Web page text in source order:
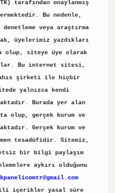
tarafından onaylanmış
Bu nedenle,
veya araştırma
üyelerimiz yazdıkları
olup, siteye üye olarak
Bu internet sitesi,
şirketi ile hiçbir
yalnızca kendi
Burada yer alan
olup, gerçek kurum ve
Gerçek kurum ve
tesadüfidir. Sitemiz,
bir bilgi paylaşım
aykırı olduğunu
içerikler yasal süre